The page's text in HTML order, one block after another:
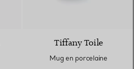
Tiffany Toile
Mug en porcelaine